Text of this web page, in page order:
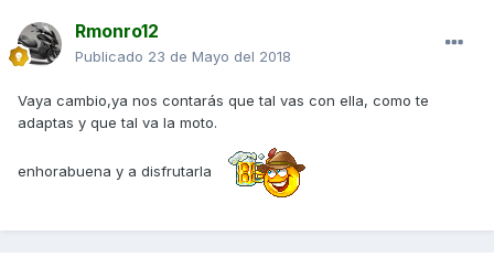
Rmonro12
Publicado 23 de Mayo del 2018
Vaya cambio,ya nos contarás que tal vas con ella, como te
adaptas y que tal va la moto.
enhorabuena y a disfrutarla